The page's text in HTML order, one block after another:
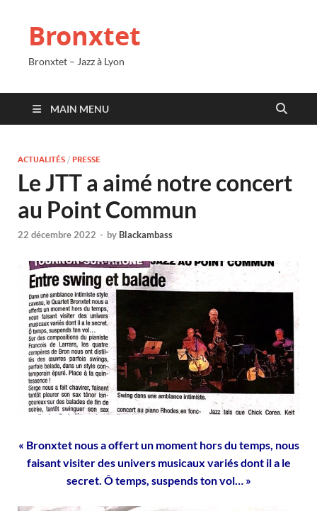
Bronxtet
Bronxtet – Jazz à Lyon
MAIN MENU
ACTUALITÉS / PRESSE
Le JTT a aimé notre concert
au Point Commun
22 décembre 2022 - by Blackambass
« Bronxtet nous a offert un moment hors du temps, nous
faisant visiter des univers musicaux variés dont il a le
secret. Ô temps, suspends ton vol… »